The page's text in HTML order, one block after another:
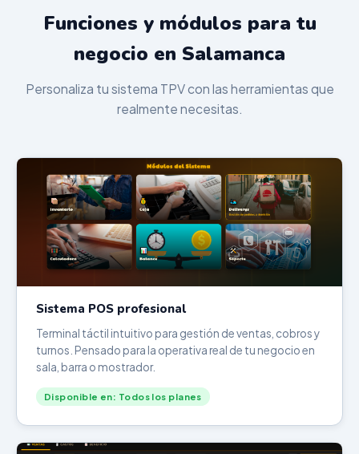
Funciones y módulos para tu
negocio en Salamanca
Personaliza tu sistema TPV con las herramientas que
realmente necesitas.
Sistema POS profesional
Terminal táctil intuitivo para gestión de ventas, cobros y
turnos. Pensado para la operativa real de tu negocio en
sala, barra o mostrador.
Disponible en: Todos los planes